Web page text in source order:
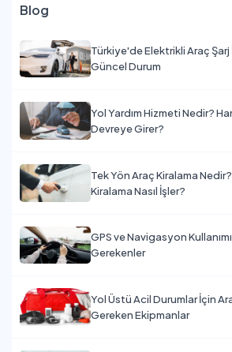
Blog
Türkiye'de Elektrikli Araç
Güncel Durum
Yol Yardım Hizmeti Nedir?
Devreye Girer?
Tek Yön Araç Kiralama
Kiralama Nasıl İşler?
GPS ve Navigasyon
Gerekenler
Yol Üstü Acil Durumlar İçin
Gereken Ekipmanlar